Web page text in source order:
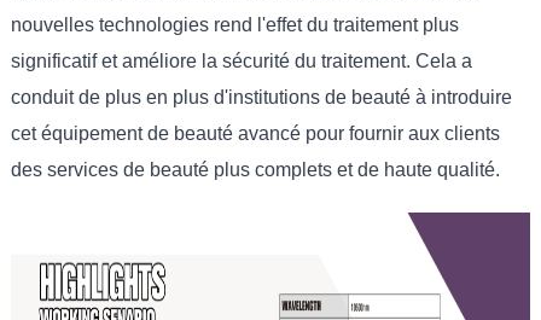
nouvelles technologies rend l'effet du traitement plus
significatif et améliore la sécurité du traitement. Cela a
conduit de plus en plus d'institutions de beauté à introduire
cet équipement de beauté avancé pour fournir aux clients
des services de beauté plus complets et de haute qualité.